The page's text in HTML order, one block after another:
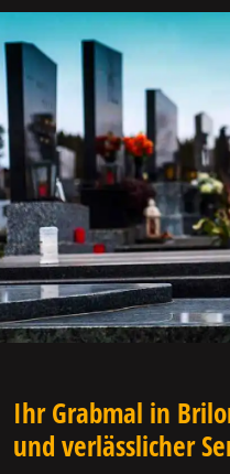
Ihr Grabmal in
und verlässlicher